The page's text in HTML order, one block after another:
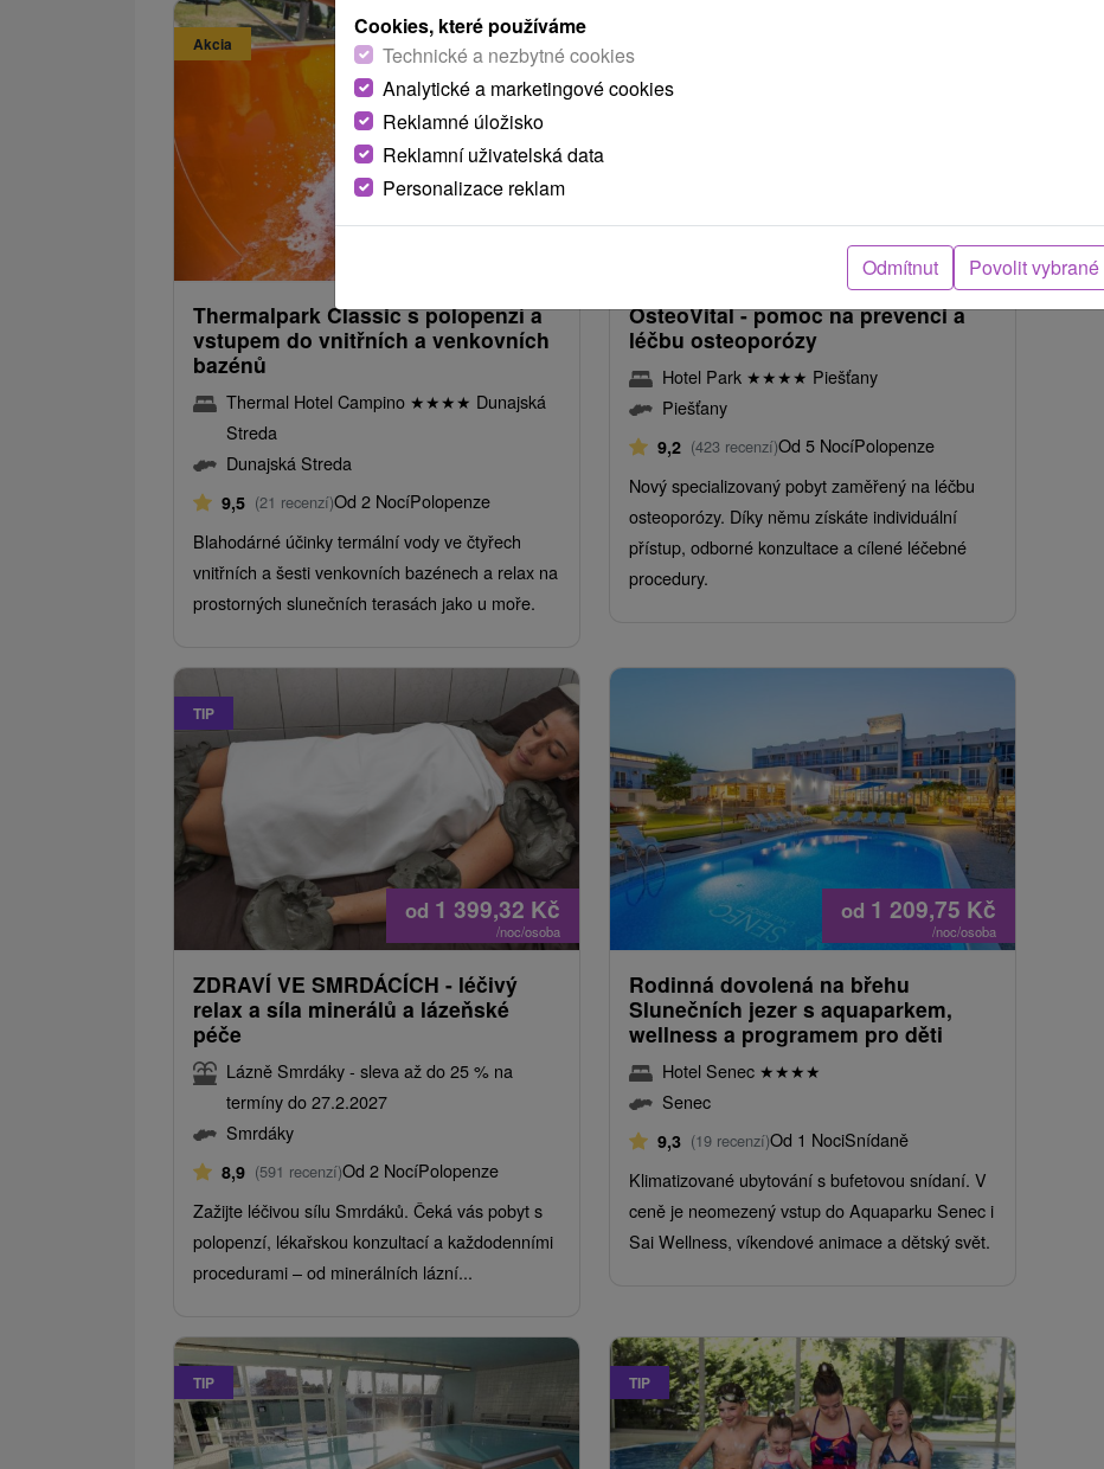
Akcia
Thermalpark Classic s polopenzí a
vstupem do vnitřních a venkovních
bazénů
Thermal Hotel Campino ★★★★ Dunajská
Streda
Dunajská Streda
9,5 (21 recenzí)Od 2 NocíPolopenze
Blahodárné účinky termální vody ve čtyřech
vnitřních a šesti venkovních bazénech a relax na
prostorných slunečních terasách jako u moře.
od1 751,27Kč
/noc/osoba
OsteoVital - pomoc na prevenci a
léčbu osteoporózy
Hotel Park ★★★★ Piešťany
Piešťany
9,2 (423 recenzí)Od 5 NocíPolopenze
Nový specializovaný pobyt zaměřený na léčbu
osteoporózy. Díky němu získáte individuální
přístup, odborné konzultace a cílené léčebné
procedury.
TIP
od 1 399,32 Kč
/noc/osoba
ZDRAVÍ VE SMRDÁCÍCH - léčivý
relax a síla minerálů a lázeňské
péče
Lázně Smrdáky - sleva až do 25 % na
termíny do 27.2.2027
Smrdáky
8,9 (591 recenzí)Od 2 NocíPolopenze
Zažijte léčivou sílu Smrdáků. Čeká vás pobyt s
polopenzí, lékařskou konzultací a každodenními
procedurami – od minerálních lázní...
od 1 209,75 Kč
/noc/osoba
Rodinná dovolená na břehu
Slunečních jezer s aquaparkem,
wellness a programem pro děti
Hotel Senec ★★★★
Senec
9,3 (19 recenzí)Od 1 NociSnídaně
Klimatizované ubytování s bufetovou snídaní. V
ceně je neomezený vstup do Aquaparku Senec i
Sai Wellness, víkendové animace a dětský svět.
TIP TIP
Cookies, které používáme
Technické a nezbytné cookies
Analytické a marketingové cookies
Reklamné úložisko
Reklamní uživatelská data
Personalizace reklam
Odmítnut Povolit vybrané